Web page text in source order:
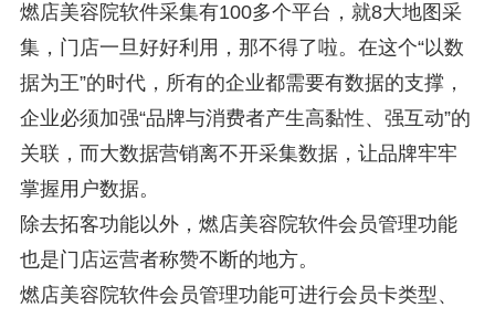
燃店美容院软件采集有100多个平台，就8大地图采
集，门店一旦好好利用，那不得了啦。在这个“以数
据为王”的时代，所有的企业都需要有数据的支撑，
企业必须加强“品牌与消费者产生高黏性、强互动”的
关联，而大数据营销离不开采集数据，让品牌牢牢
掌握用户数据。
除去拓客功能以外，燃店美容院软件会员管理功能
也是门店运营者称赞不断的地方。
燃店美容院软件会员管理功能可进行会员卡类型、